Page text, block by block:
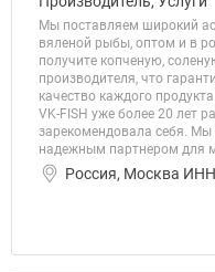
Мы поставляем широкий
вяленой рыбы, оптом и в
получите копченую,
производителя, что
качество каждого
VK-FISH уже более 20 лет
зарекомендовала себя. Мы
надежным партнером для
Россия, Москва